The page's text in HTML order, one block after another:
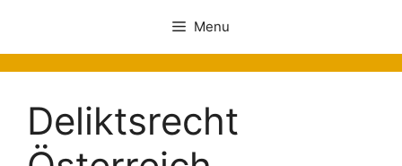
Menu
Deliktsrecht